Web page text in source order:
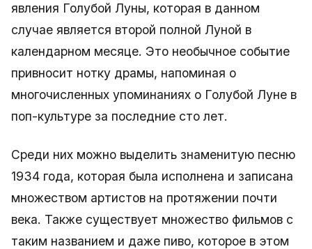
явления Голубой Луны, которая в данном
случае является второй полной Луной в
календарном месяце. Это необычное событие
привносит нотку драмы, напоминая о
многочисленных упоминаниях о Голубой Луне в
поп-культуре за последние сто лет.
Среди них можно выделить знаменитую песню
1934 года, которая была исполнена и записана
множеством артистов на протяжении почти
века. Также существует множество фильмов с
таким названием и даже пиво, которое в этом